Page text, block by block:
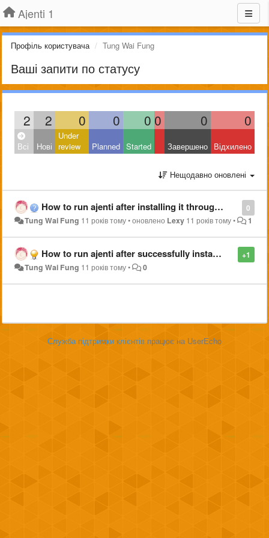
Ajenti 1
Профіль користувача Tung Wai Fung
Ваші запити по статусу
2 2 0 0 0 0 0 0
Всі Нові
Under
review
Planned Started Завершено Відхилено
Нещодавно оновлені
0
How to run ajenti after installing it through "pip2 install ajenti" in arch linux?
Tung Wai Fung 11 років тому•оновлено Lexy 11 років тому• 1
+1
How to run ajenti after successfully installing it through "pip2 install ajenti" in arch linux?
Tung Wai Fung 11 років тому• 0
Служба підтримки клієнтів працює на UserEcho